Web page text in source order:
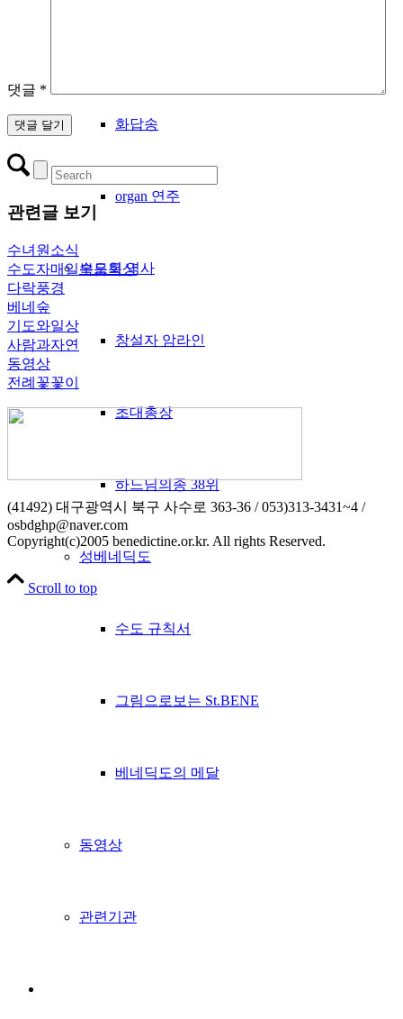
화답송
organ 연주
수도회 역사
창설자 암라인
초대총장
하느님의종 38위
성베네딕도
수도 규칙서
그림으로보는 St.BENE
베네딕도의 메달
동영상
관련기관
댓글 *
관련글 보기
수녀원소식
수도자매일복음묵상
다락풍경
베네숲
기도와일상
사람과자연
동영상
전례꽃꽃이
(41492) 대구광역시 북구 사수로 363-36 / 053)313-3431~4 /
osbdghp@naver.com
Copyright(c)2005 benedictine.or.kr. All rights Reserved.
Scroll to top